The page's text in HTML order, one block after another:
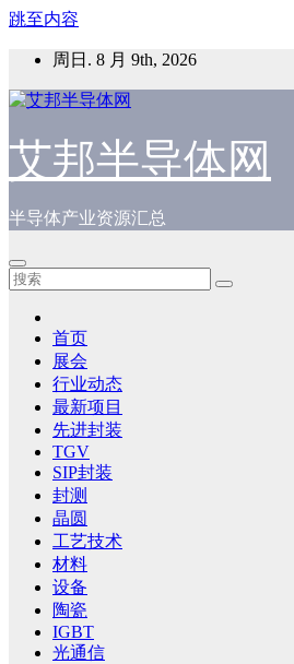
跳至内容
周日. 8 月 9th, 2026
艾邦半导体网
半导体产业资源汇总
首页
展会
行业动态
最新项目
先进封装
TGV
SIP封装
封测
晶圆
工艺技术
材料
设备
陶瓷
IGBT
光通信